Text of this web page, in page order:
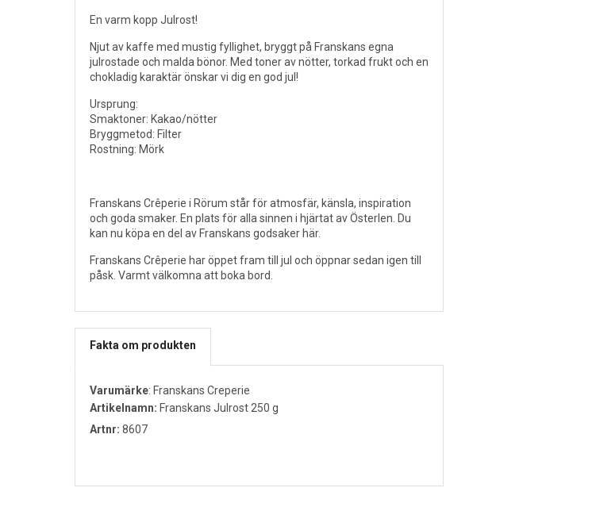
En varm kopp Julrost!
Njut av kaffe med mustig fyllighet, bryggt på Franskans egna
julrostade och malda bönor. Med toner av nötter, torkad frukt och en
chokladig karaktär önskar vi dig en god jul!
Ursprung:
Smaktoner: Kakao/nötter
Bryggmetod: Filter
Rostning: Mörk
Franskans Crêperie i Rörum står för atmosfär, känsla, inspiration
och goda smaker. En plats för alla sinnen i hjärtat av Österlen. Du
kan nu köpa en del av Franskans godsaker här.
Franskans Crêperie har öppet fram till jul och öppnar sedan igen till
påsk. Varmt välkomna att boka bord.
Fakta om produkten
Varumärke: Franskans Creperie
Artikelnamn: Franskans Julrost 250 g
Artnr: 8607